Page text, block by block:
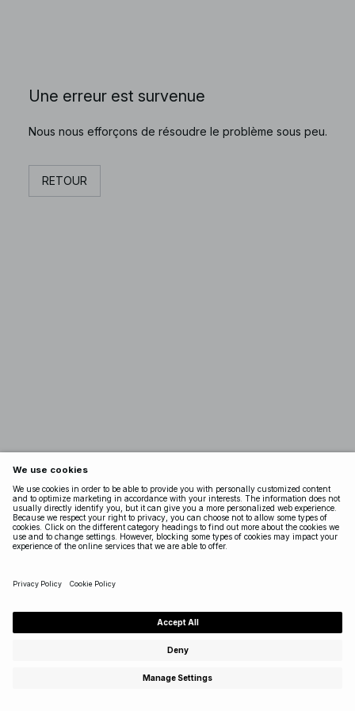
Une erreur est survenue
Nous nous efforçons de résoudre le problème sous peu.
RETOUR